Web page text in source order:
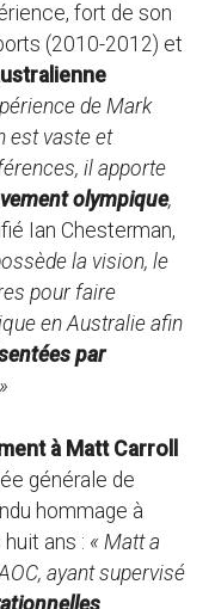
fort de son
(2010-2012) et
de Mark
est vaste et
il apporte
olympique,
Ian Chesterman,
la vision, le
pour faire
en Australie afin
par
à Matt Carroll
générale de
hommage à
ans : « Matt a
ayant supervisé